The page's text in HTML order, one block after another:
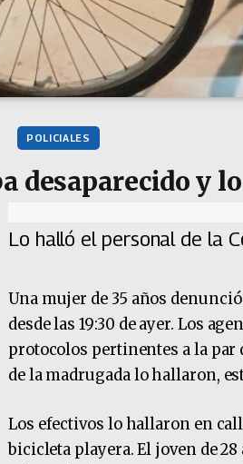
POLICIALES
desaparecido y
Lo halló el personal de la
Una mujer de 35 años
desde las 19:30 de ayer. Los
protocolos pertinentes a la par
de la madrugada lo hallaron,
Los efectivos lo hallaron en
bicicleta playera. El joven de